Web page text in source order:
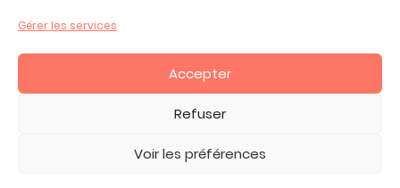
Gérer les services
Accepter
Refuser
Voir les préférences
Mon compte
CGV